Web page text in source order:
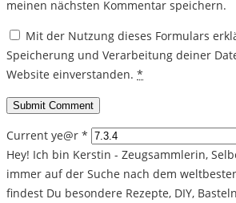
meinen nächsten Kommentar speichern.
Mit der Nutzung dieses Formulars
Speicherung und Verarbeitung deiner
Website einverstanden. *
Current ye@r *
Hey! Ich bin Kerstin - Zeugsammlerin,
immer auf der Suche nach dem
findest Du besondere Rezepte, DIY,